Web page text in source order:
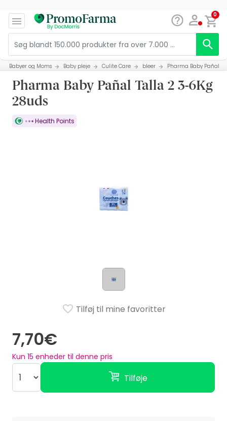
0
Babyer og Moms Baby pleje Culite Care bleer Pharma Baby Pañal
Pharma Baby Pañal Talla 2 3-6Kg
28uds
Health Points
7,70€
Kun 15 enheder til denne pris
Tilføje
Tilføj til mine favoritter